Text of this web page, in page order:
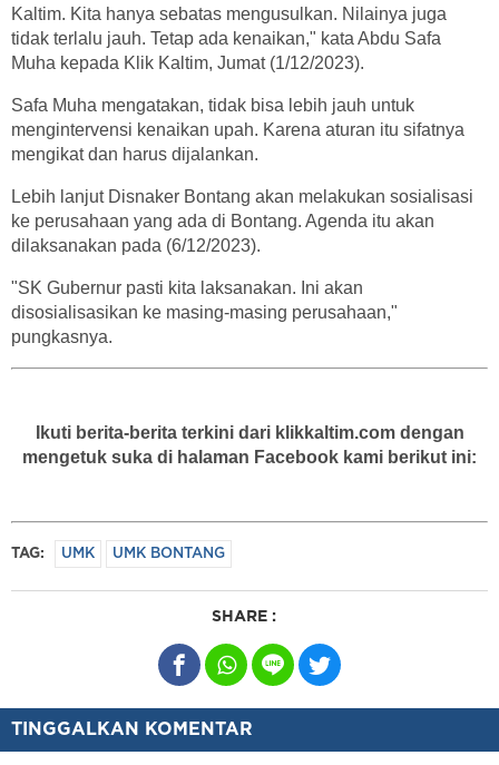
Kaltim. Kita hanya sebatas mengusulkan. Nilainya juga
tidak terlalu jauh. Tetap ada kenaikan," kata Abdu Safa
Muha kepada Klik Kaltim, Jumat (1/12/2023).
Safa Muha mengatakan, tidak bisa lebih jauh untuk
mengintervensi kenaikan upah. Karena aturan itu sifatnya
mengikat dan harus dijalankan.
Lebih lanjut Disnaker Bontang akan melakukan sosialisasi
ke perusahaan yang ada di Bontang. Agenda itu akan
dilaksanakan pada (6/12/2023).
"SK Gubernur pasti kita laksanakan. Ini akan
disosialisasikan ke masing-masing perusahaan,"
pungkasnya.
Ikuti berita-berita terkini dari klikkaltim.com dengan
mengetuk suka di halaman Facebook kami berikut ini:
TAG: UMK UMK BONTANG
SHARE :
TINGGALKAN KOMENTAR